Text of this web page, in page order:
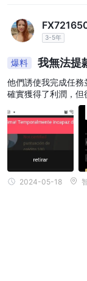
3-5年
爆料 我無法提
他們誘使我完成任
確實獲得了利潤，但
2024-05-18